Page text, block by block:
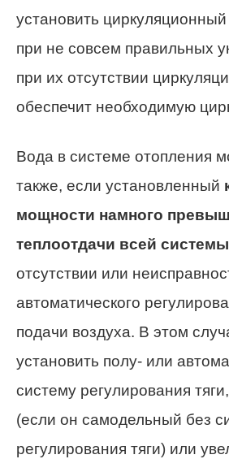
установить
при не совсем правильных
при их отсутствии
обеспечит необходимую
Вода в системе отопления
также, если установленный
мощности намного
теплоотдачи всей системы
отсутствии или
автоматического
подачи воздуха. В этом
установить полу- или
систему регулирования
(если он самодельный без
регулирования тяги) или